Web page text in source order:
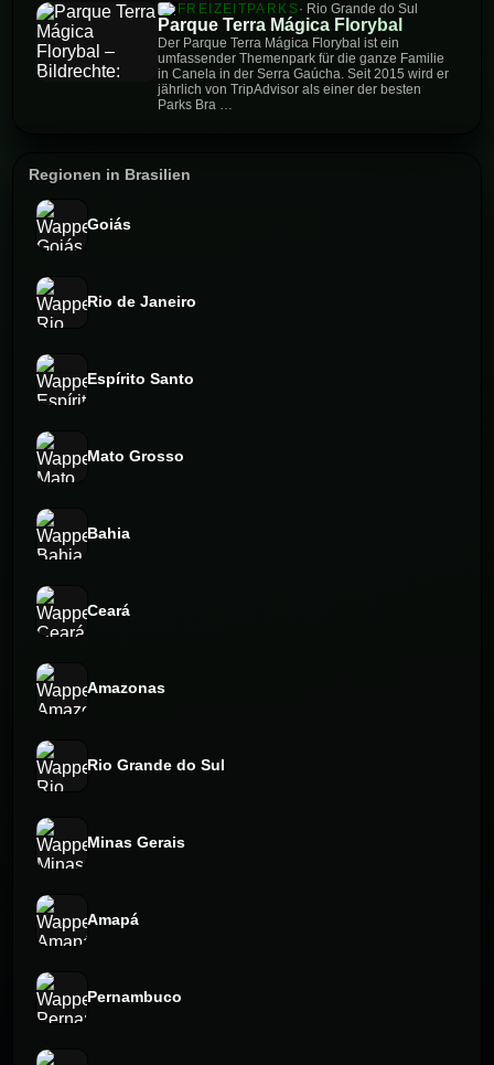
FREIZEITPARKS· Rio Grande do Sul
Parque Terra Mágica Florybal
Der Parque Terra Mágica Florybal ist ein
umfassender Themenpark für die ganze Familie
in Canela in der Serra Gaúcha. Seit 2015 wird er
jährlich von TripAdvisor als einer der besten
Parks Bra …
Regionen in Brasilien
Goiás
Rio de Janeiro
Espírito Santo
Mato Grosso
Bahia
Ceará
Amazonas
Rio Grande do Sul
Minas Gerais
Amapá
Pernambuco